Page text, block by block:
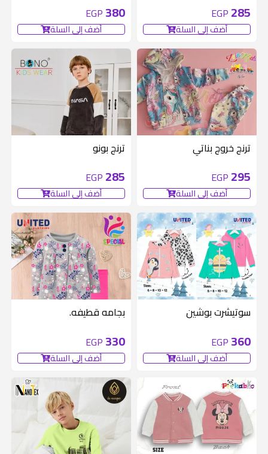
285
EGP
أضف إلى السلة
380
EGP
أضف إلى السلة
ترنج خروج بناتي
295
EGP
أضف إلى السلة
ترنج بونو
285
EGP
أضف إلى السلة
سوتيشرت بوشين
360
EGP
أضف إلى السلة
بجامه قطيفه.
330
EGP
أضف إلى السلة